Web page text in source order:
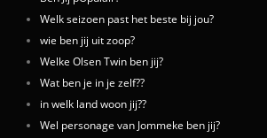
Welk seizoen past het beste bij jou?
wie ben jij uit zoop?
Welke Olsen Twin ben jij?
Wat ben je in je zelf??
in welk land woon jij??
Wel personage van Jommeke ben jij?